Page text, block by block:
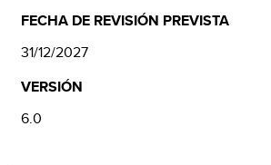
FECHA DE REVISIÓN PREVISTA
31/12/2027
VERSIÓN
6.0